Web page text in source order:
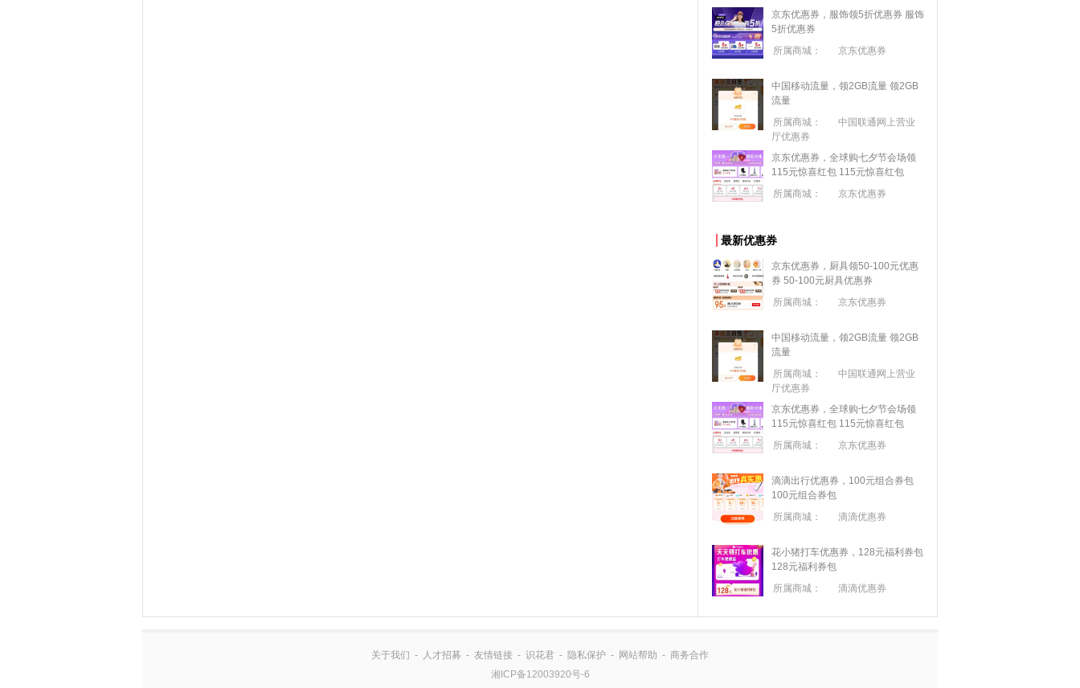
京东优惠券，服饰领5折优惠券 服饰
5折优惠券
所属商城：
京东优惠券
中国移动流量，领2GB流量 领2GB
流量
所属商城：
中国联通网上营业
厅优惠券
京东优惠券，全球购七夕节会场领
115元惊喜红包 115元惊喜红包
所属商城：
京东优惠券
最新优惠券
京东优惠券，厨具领50-100元优惠
券 50-100元厨具优惠券
所属商城：
京东优惠券
中国移动流量，领2GB流量 领2GB
流量
所属商城：
中国联通网上营业
厅优惠券
京东优惠券，全球购七夕节会场领
115元惊喜红包 115元惊喜红包
所属商城：
京东优惠券
滴滴出行优惠券，100元组合券包
100元组合券包
所属商城：
滴滴优惠券
花小猪打车优惠券，128元福利券包
128元福利券包
所属商城：
滴滴优惠券
关于我们 - 人才招募 - 友情链接 - 识花君 - 隐私保护 - 网站帮助 - 商务合作
湘ICP备12003920号-6